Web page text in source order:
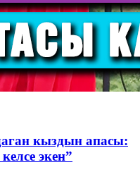
кыздын апасы:
экен”